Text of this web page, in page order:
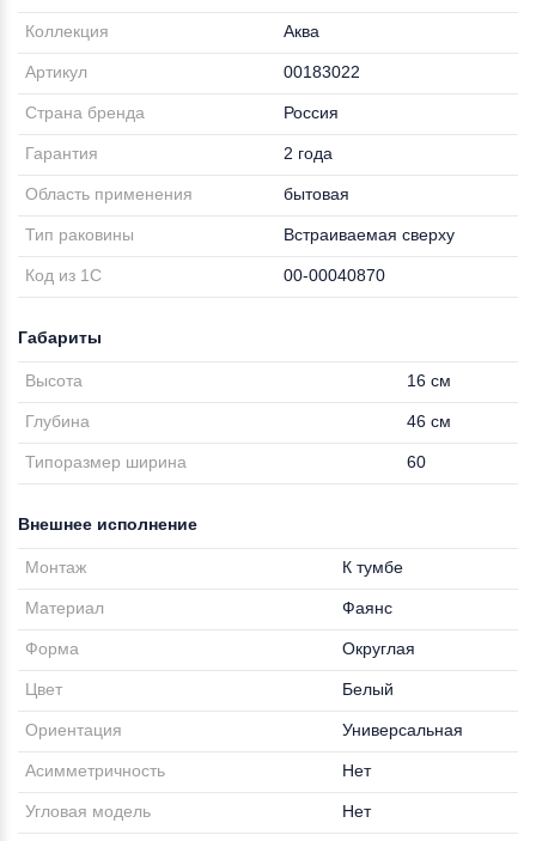
Коллекция Аква
Артикул 00183022
Страна бренда Россия
Гарантия 2 года
Область применения бытовая
Тип раковины Встраиваемая сверху
Код из 1С 00-00040870
Габариты
Высота 16 см
Глубина 46 см
Типоразмер ширина 60
Внешнее исполнение
Монтаж К тумбе
Материал Фаянс
Форма Округлая
Цвет Белый
Ориентация Универсальная
Асимметричность Нет
Угловая модель Нет